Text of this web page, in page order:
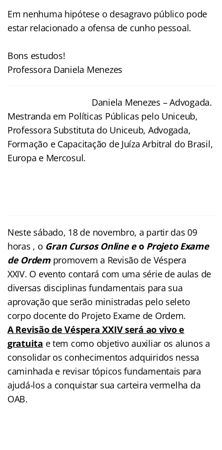
Em nenhuma hipótese o desagravo público pode
estar relacionado a ofensa de cunho pessoal.
Bons estudos!
Professora Daniela Menezes
Daniela Menezes – Advogada.
Mestranda em Políticas Públicas pelo Uniceub,
Professora Substituta do Uniceub, Advogada,
Formação e Capacitação de Juíza Arbitral do Brasil,
Europa e Mercosul.
Neste sábado, 18 de novembro, a partir das 09
horas , o Gran Cursos Online eoProjeto Exame
de Ordem promovem a Revisão de Véspera
XXIV. O evento contará com uma série de aulas de
diversas disciplinas fundamentais para sua
aprovação que serão ministradas pelo seleto
corpo docente do Projeto Exame de Ordem.
A Revisão de Véspera XXIVserá ao vivo e
gratuita e tem como objetivo auxiliar os alunos a
consolidar os conhecimentos adquiridos nessa
caminhada e revisar tópicos fundamentais para
ajudá-los a conquistar sua carteira vermelha da
OAB.